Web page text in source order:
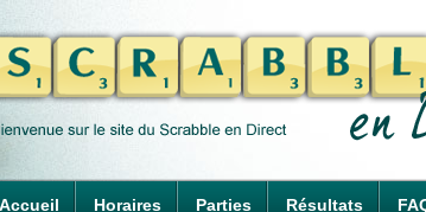
Accueil Horaires Parties Résultats